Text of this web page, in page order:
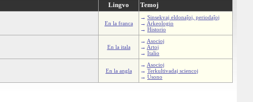
Lingvo Temoj
En la franca
→ Sinsekvaj eldonaĵoj, periodaĵoj
→ Arkeologio
→ Historio
En la itala
→ Asocioj
→ Artoj
→ Italio
En la angla
→ Asocioj
→ Terkultivadaj sciencoj
→ Usono